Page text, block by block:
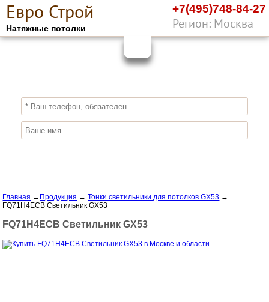
Евро Строй
Натяжные потолки
+7(495)748-84-27
Регион: Москва
ПОЛУЧИ СКИДКУ10%
Главная → Продукция →Тонки светильники для потолков GX53 →
FQ71H4ECB Светильник GX53
FQ71H4ECB Светильник GX53